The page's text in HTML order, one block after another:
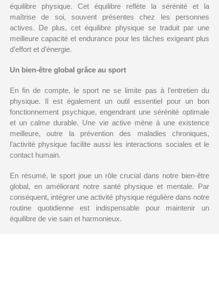
équilibre physique. Cet équilibre reflète la sérénité et la
maîtrise de soi, souvent présentes chez les personnes
actives. De plus, cet équilibre physique se traduit par une
meilleure capacité et endurance pour les tâches exigeant plus
d’effort et d’énergie.
Un bien-être global grâce au sport
En fin de compte, le sport ne se limite pas à l’entretien du
physique. Il est également un outil essentiel pour un bon
fonctionnement psychique, engendrant une sérénité optimale
et un calme durable. Une vie active mène à une existence
meilleure, outre la prévention des maladies chroniques,
l’activité physique facilite aussi les interactions sociales et le
contact humain.
En résumé, le sport joue un rôle crucial dans notre bien-être
global, en améliorant notre santé physique et mentale. Par
conséquent, intégrer une activité physique régulière dans notre
routine quotidienne est indispensable pour maintenir un
équilibre de vie sain et harmonieux.